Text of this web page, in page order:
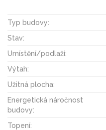
Typ budovy:
Stav:
Umístění/podlaží:
Výtah:
Užitná plocha:
Energetická náročnost
budovy:
Topení: